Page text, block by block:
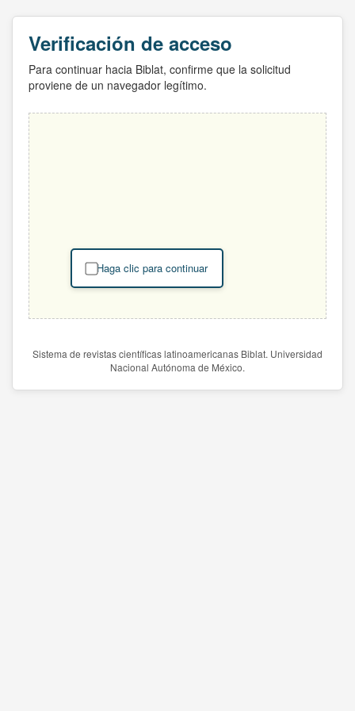
Verificación de acceso
Para continuar hacia Biblat, confirme que la solicitud
proviene de un navegador legítimo.
Haga clic para continuar
Sistema de revistas científicas latinoamericanas Biblat. Universidad
Nacional Autónoma de México.